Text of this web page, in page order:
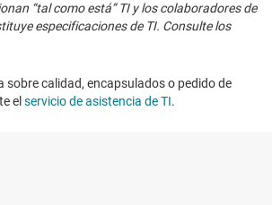
“tal como está” TI y los colaboradores de
especificaciones de TI. Consulte los
sobre calidad, encapsulados o pedido de
el servicio de asistencia de TI. ​​​​​​​​​​​​​​